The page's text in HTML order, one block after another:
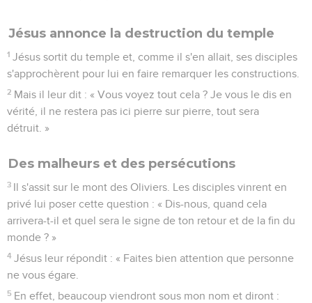
Jésus annonce la destruction du temple
1 Jésus sortit du temple et, comme il s'en allait, ses disciples
s'approchèrent pour lui en faire remarquer les constructions.
2 Mais il leur dit : « Vous voyez tout cela ? Je vous le dis en
vérité, il ne restera pas ici pierre sur pierre, tout sera
détruit. »
Des malheurs et des persécutions
3 Il s'assit sur le mont des Oliviers. Les disciples vinrent en
privé lui poser cette question : « Dis-nous, quand cela
arrivera-t-il et quel sera le signe de ton retour et de la fin du
monde ? »
4 Jésus leur répondit : « Faites bien attention que personne
ne vous égare.
5 En effet, beaucoup viendront sous mon nom et diront :